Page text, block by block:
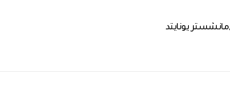
مانشستر يونايتد